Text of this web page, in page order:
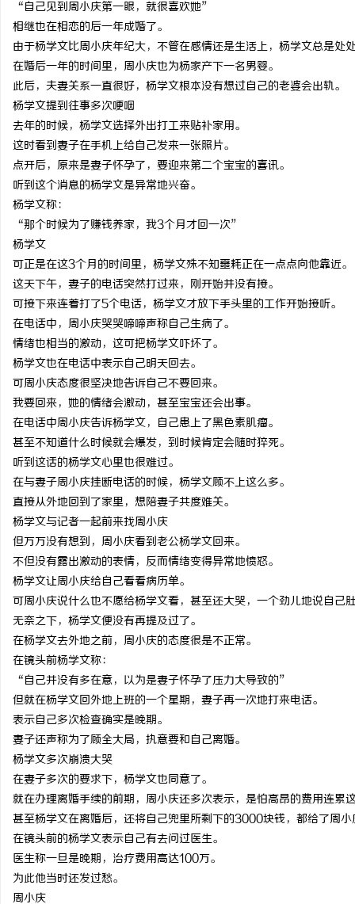
“自己见到周小庆第一眼，就很喜欢她”
相继也在相恋的后一年成婚了。
由于杨学文比周小庆年纪大，不管在感情还是生活上，杨学文总是处
在婚后一年的时间里，周小庆也为杨家产下一名男婴。
此后，夫妻关系一直很好，杨学文根本没有想过自己的老婆会出轨。
杨学文提到往事多次哽咽
去年的时候，杨学文选择外出打工来贴补家用。
这时看到妻子在手机上给自己发来一张照片。
点开后，原来是妻子怀孕了，要迎来第二个宝宝的喜讯。
听到这个消息的杨学文是异常地兴奋。
杨学文称：
“那个时候为了赚钱养家，我3个月才回一次”
杨学文
可正是在这3个月的时间里，杨学文殊不知噩耗正在一点点向他靠近。
这天下午，妻子的电话突然打过来，刚开始并没有接。
可接下来连着打了5个电话，杨学文才放下手头里的工作开始接听。
在电话中，周小庆哭哭啼啼声称自己生病了。
情绪也相当的激动，这可把杨学文吓坏了。
杨学文也在电话中表示自己明天回去。
可周小庆态度很坚决地告诉自己不要回来。
我要回来，她的情绪会激动，甚至宝宝还会出事。
在电话中周小庆告诉杨学文，自己患上了黑色素肌瘤。
甚至不知道什么时候就会爆发，到时候肯定会随时猝死。
听到这话的杨学文心里也很难过。
在与妻子周小庆挂断电话的时候，杨学文顾不上这么多。
直接从外地回到了家里，想陪妻子共度难关。
杨学文与记者一起前来找周小庆
但万万没有想到，周小庆看到老公杨学文回来。
不但没有露出激动的表情，反而情绪变得异常地愤怒。
杨学文让周小庆给自己看看病历单。
可周小庆说什么也不愿给杨学文看，甚至还大哭，一个劲儿地说自己
无奈之下，杨学文便没有再提及过了。
在杨学文去外地之前，周小庆的态度很是不正常。
在镜头前杨学文称：
“自己并没有多在意，以为是妻子怀孕了压力大导致的”
但就在杨学文回外地上班的一个星期，妻子再一次地打来电话。
表示自己多次检查确实是晚期。
妻子还声称为了顾全大局，执意要和自己离婚。
杨学文多次崩溃大哭
在妻子多次的要求下，杨学文也同意了。
就在办理离婚手续的前期，周小庆还多次表示，是怕高昂的费用连累
甚至杨学文在离婚后，还将自己兜里所剩下的3000块钱，都给了周小
在镜头前的杨学文表示自己有去问过医生。
医生称一旦是晚期，治疗费用高达100万。
为此他当时还发过愁。
周小庆